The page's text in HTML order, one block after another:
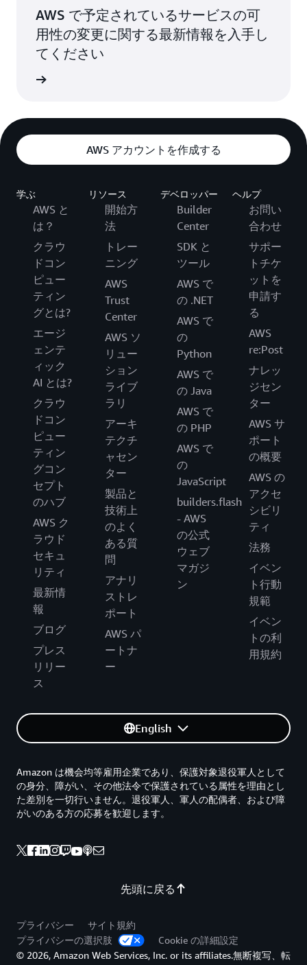
ック州
ナッシュビル、テネシ
ー州
州
ワシントンD.C.
AWS で予定されているサービスの可
用性の変更に関する最新情報を入手し
てください
AWS アカウントを作成する
学ぶ
AWS と
は？
クラウ
ドコン
ピュー
ティン
グとは?
エージ
ェンテ
ィック
AI とは?
クラウ
ドコン
ピュー
ティン
グコン
セプト
のハブ
AWS ク
ラウド
セキュ
リティ
最新情
報
ブログ
プレス
リリー
ス
リソース
開始方
法
トレー
ニング
AWS
Trust
Center
AWS ソ
リュー
ション
ライブ
ラリ
アーキ
テクチ
ャセン
ター
製品と
技術上
のよく
ある質
問
アナリ
ストレ
ポート
AWS パ
ートナ
ー
デベロッパー
Builder
Center
SDK と
ツール
AWS で
の .NET
AWS で
の
Python
AWS で
の Java
AWS で
の PHP
AWS で
の
JavaScript
builders.flash
- AWS
の公式
ウェブ
マガジ
ン
ヘルプ
お問い
合わせ
サポー
トチケ
ットを
申請す
る
AWS
re:Post
ナレッ
ジセン
ター
AWS サ
ポート
の概要
AWS の
アクセ
シビリ
ティ
法務
イベン
ト行動
規範
イベン
トの利
用規約
English
先頭に戻る
Amazon は機会均等雇用企業であり、保護対象退役軍人として
の身分、障がい、その他法令で保護されている属性を理由とし
た差別を一切行いません。退役軍人、軍人の配偶者、および障
がいのある方の応募を歓迎します。
プライバシー
サイト規約
プライバシーの選択肢
Cookie の詳細設定
© 2026, Amazon Web Services, Inc. or its affiliates.無断複写、転